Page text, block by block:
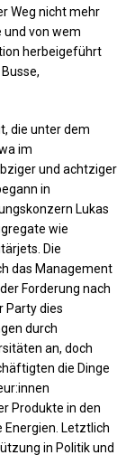
Weg nicht mehr
und von wem
herbeigeführt
die unter dem
im
und achtziger
in
Lukas
wie
Die
das Management
Forderung nach
Party dies
durch
an, doch
die Dinge
Produkte in den
Energien. Letztlich
in Politik und